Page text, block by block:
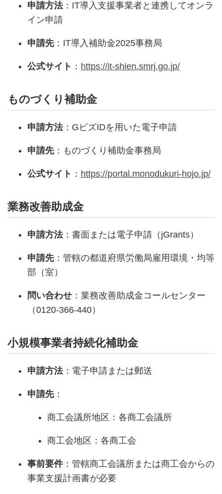
申請方法：IT導入支援事業者と連携してオンラ
イン申請
申請先：IT導入補助金2025事務局
公式サイト ： https://it-shien.smrj.go.jp/
ものづくり補助金
申請方法：GビズIDを用いた電子申請
申請先：ものづくり補助金事務局
公式サイト ： https://portal.monodukuri-hojo.jp/
業務改善助成金
申請方法：書面または電子申請（jGrants）
申請先：管轄の都道府県労働局雇用環境・均等
部（室）
問い合わせ ：業務改善助成金コールセンター
（0120-366-440）
小規模事業者持続化補助金
申請方法：電子申請または郵送
申請先：
商工会議所地区：各商工会議所
商工会地区：各商工会
事前要件：管轄商工会議所または商工会からの
事業支援計画書が必要